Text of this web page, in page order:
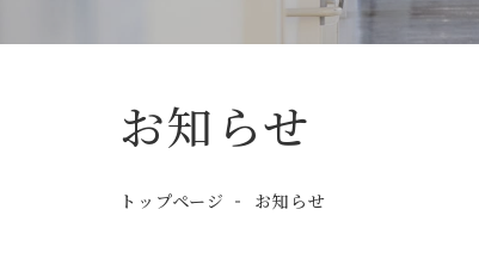
お知らせ
トップページ お知らせ